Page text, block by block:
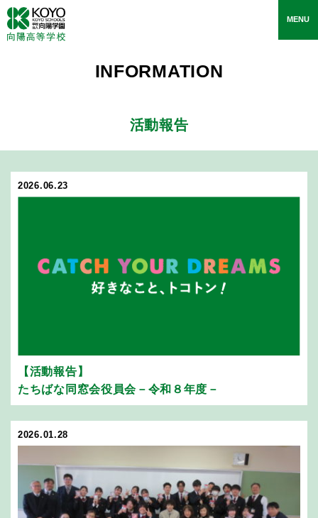
toggle
MENU
INFORMATION
活動報告
2026.06.23
【活動報告】
たちばな同窓会役員会－令和８年度－
2026.01.28